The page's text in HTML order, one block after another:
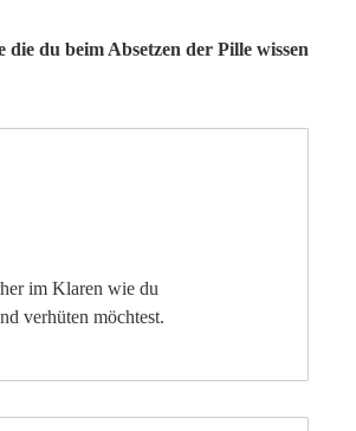
die du beim Absetzen der Pille wissen
im Klaren wie du
verhüten möchtest.